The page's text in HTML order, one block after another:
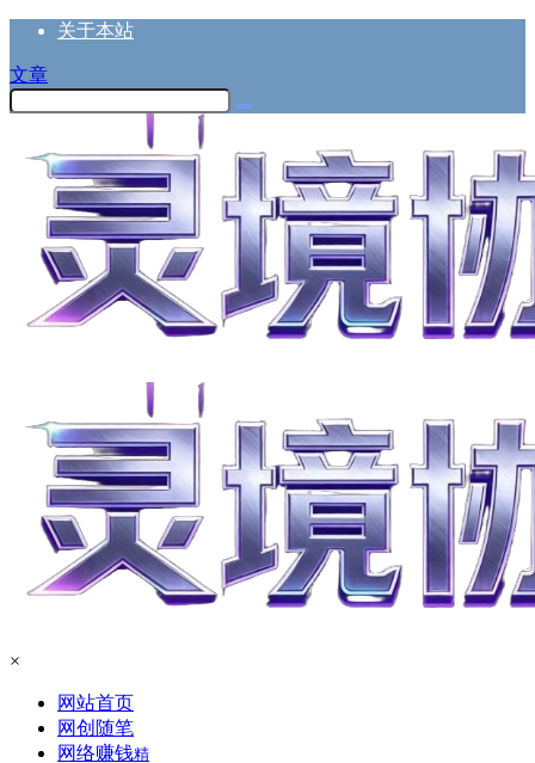
关于本站
文章
×
网站首页
网创随笔
网络赚钱精